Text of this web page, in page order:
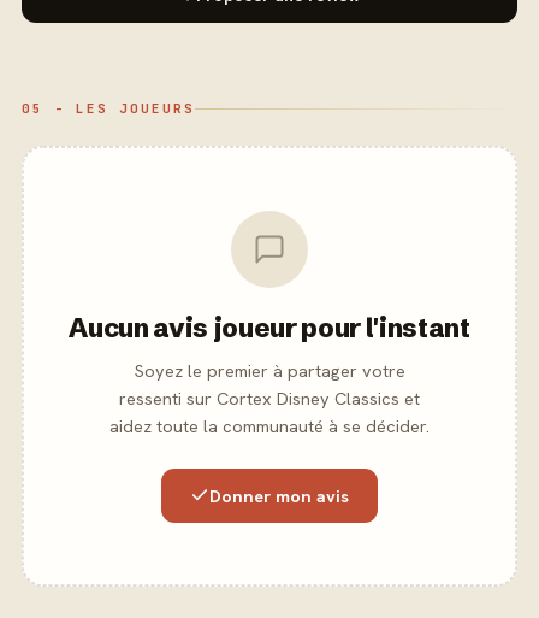
05 - LES JOUEURS
Aucun avis joueur pour l'instant
Soyez le premier à partager votre
ressenti sur Cortex Disney Classics et
aidez toute la communauté à se décider.
Donner mon avis